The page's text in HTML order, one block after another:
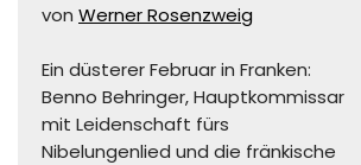
von Werner Rosenzweig
Ein düsterer Februar in Franken:
Benno Behringer, Hauptkommissar
mit Leidenschaft fürs
Nibelungenlied und die fränkische